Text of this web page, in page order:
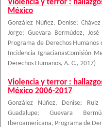
Violencia y terror :
México
González Núñez, Denise;
Jorge; Guevara Bermúdez, José
Programa de Derechos
Incidencia IgnacianasComisión
Derechos Humanos, A. C., 2017)
Violencia y terror :
México 2006-2017
González Núñez, Denise; Ruiz
Guadalupe; Guevara
Iberoamericana, Programa de